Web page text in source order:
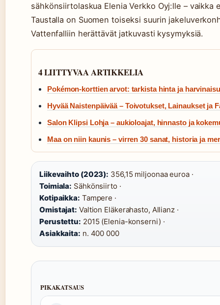
sähkönsiirtolaskua Elenia Verkko Oyj:lle –
Taustalla on Suomen toiseksi suurin
Vattenfalliin herättävät jatkuvasti kysymyksiä.
4 LIITTYVAA ARTIKKELIA
Pokémon-korttien arvot: tarkista hinta ja
Hyvää Naistenpäivää – Toivotukset, Lainaukset ja
Salon Klipsi Lohja – aukioloajat, hinnasto ja
Maa on niin kaunis – virren 30 sanat, historia ja
Liikevaihto (2023): 356,15 miljoonaa euroa ·
Toimiala: Sähkönsiirto ·
Kotipaikka: Tampere ·
Omistajat: Valtion Eläkerahasto, Allianz ·
Perustettu: 2015 (Elenia-konserni) ·
Asiakkaita: n. 400 000
PIKAKATSAUS